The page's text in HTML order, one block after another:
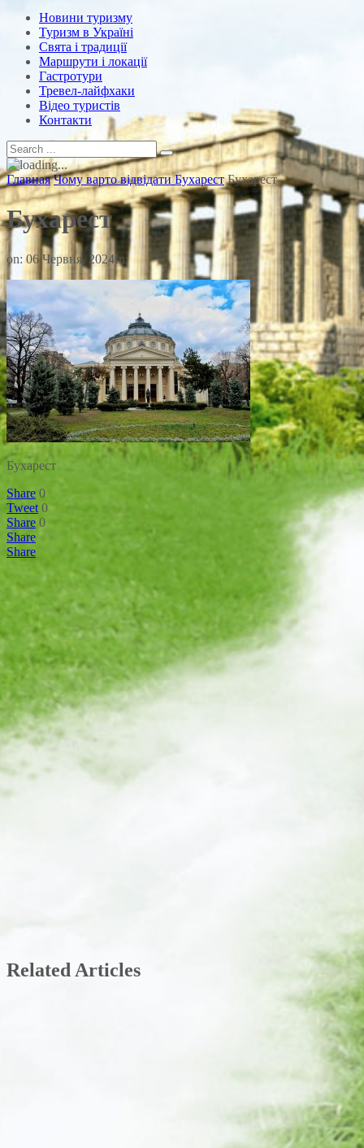
Новини туризму
Туризм в Україні
Свята і традиції
Маршрути і локації
Гастротури
Тревел-лайфхаки
Відео туристів
Контакти
Главная Чому варто відвідати Бухарест Бухарест
Бухарест
on: 06 Червня, 2024In:
Бухарест
Share 0
Tweet 0
Share 0
Share
Share
Related Articles